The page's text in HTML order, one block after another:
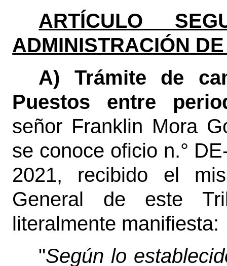
ARTÍCULO
ADMINISTRACIÓN
A) Trámite de
Puestos entre
señor Franklin Mora
se conoce oficio n.°
2021, recibido el
General de este
literalmente manifiesta:
"Según lo